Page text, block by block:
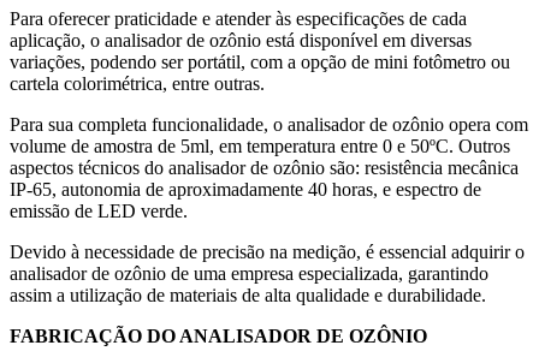
Para oferecer praticidade e atender às especificações de cada
aplicação, o analisador de ozônio está disponível em diversas
variações, podendo ser portátil, com a opção de mini fotômetro ou
cartela colorimétrica, entre outras.
Para sua completa funcionalidade, o analisador de ozônio opera com
volume de amostra de 5ml, em temperatura entre 0 e 50ºC. Outros
aspectos técnicos do analisador de ozônio são: resistência mecânica
IP-65, autonomia de aproximadamente 40 horas, e espectro de
emissão de LED verde.
Devido à necessidade de precisão na medição, é essencial adquirir o
analisador de ozônio de uma empresa especializada, garantindo
assim a utilização de materiais de alta qualidade e durabilidade.
FABRICAÇÃO DO ANALISADOR DE OZÔNIO